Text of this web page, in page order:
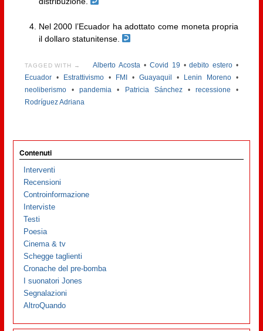
Nel 2000 l’Ecuador ha adottato come moneta propria
il dollaro statunitense.
TAGGED WITH → Alberto Acosta • Covid 19 •debito estero •
Ecuador• Estrattivismo• FMI•Guayaquil • Lenin Moreno •
neoliberismo•pandemia • Patricia Sánchez•recessione •
Rodríguez Adriana
Contenuti
Interventi
Recensioni
Controinformazione
Interviste
Testi
Poesia
Cinema & tv
Schegge taglienti
Cronache del pre-bomba
I suonatori Jones
Segnalazioni
AltroQuando